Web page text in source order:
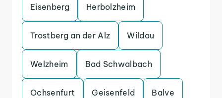
Eisenberg Herbolzheim
Trostberg an der Alz Wildau
Welzheim Bad Schwalbach
Ochsenfurt Geisenfeld Balve